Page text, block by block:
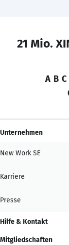
21 Mio.
A B C
Unternehmen
New Work SE
Karriere
Presse
Hilfe & Kontakt
Mitgliedschaften